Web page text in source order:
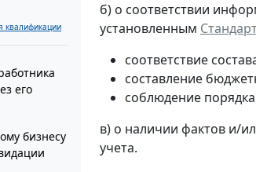
квалификации
его
бизнесу
б) о соответствии
установленным
соответствие
составление
соблюдение
в) о наличии фактов и/
учета.